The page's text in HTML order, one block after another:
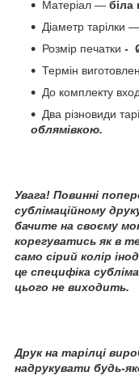
Матеріал — біла
Діаметр тарілки —
Розмір печатки -
Термін
До комплекту
Два різновиди
облямівкою.
Увага! Повинні
сублімаційному
бачите на своєму
корегуватись як в
само сірий колір
це специфіка
цього не виходить.
Друк на тарілці
надрукувати будь-